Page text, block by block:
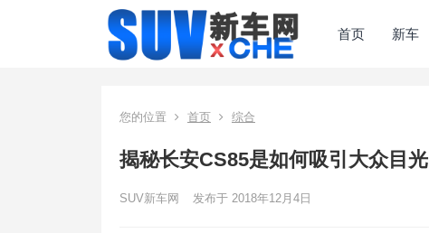
首页 新车
您的位置 首页 综合
揭秘长安CS85是如何吸引大众目光
SUV新车网 发布于 2018年12月4日